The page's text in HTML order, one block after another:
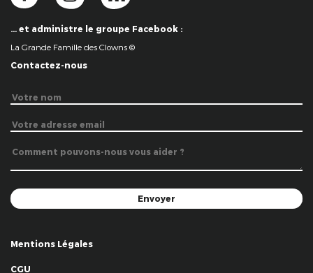
… et administre le groupe Facebook :
La Grande Famille des Clowns ©
Contactez-nous
Mentions Légales
CGU